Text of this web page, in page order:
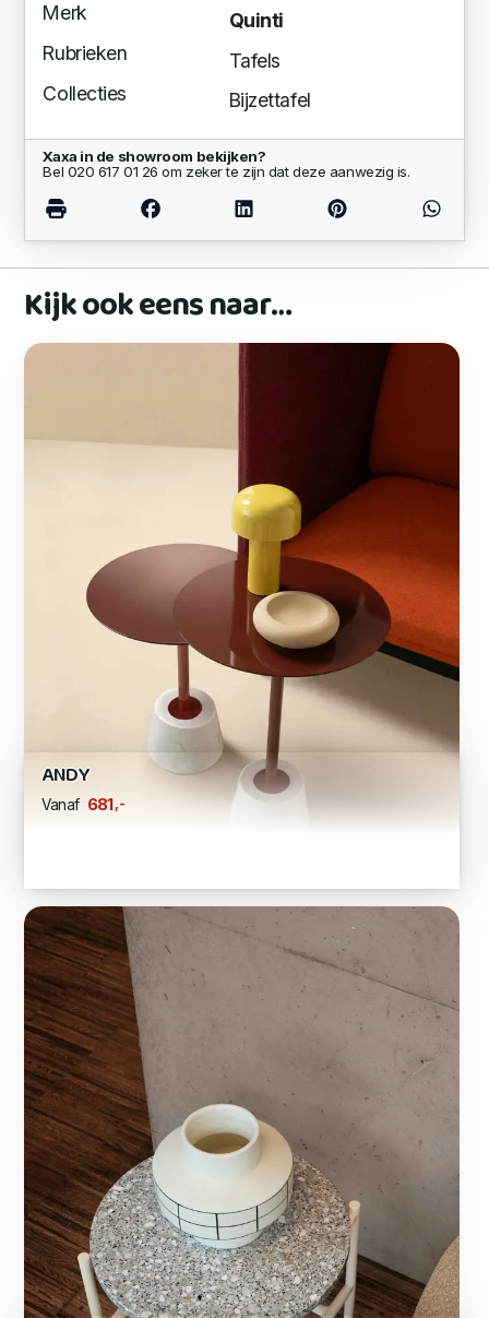
Merk
Quinti
Rubrieken
Tafels
Collecties
Bijzettafel
Xaxa in de showroom bekijken?
Bel 020 617 01 26 om zeker te zijn dat deze aanwezig is.
Kijk ook eens naar…
ANDY
Vanaf 681 ,-